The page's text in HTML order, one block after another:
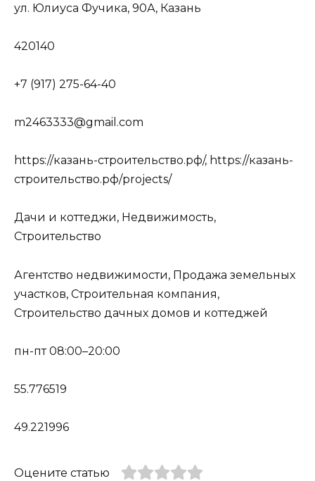
ул. Юлиуса Фучика, 90А, Казань
420140
+7 (917) 275-64-40
m2463333@gmail.com
https://казань-строительство.рф/, https://казань-
строительство.рф/projects/
Дачи и коттеджи, Недвижимость,
Строительство
Агентство недвижимости, Продажа земельных
участков, Строительная компания,
Строительство дачных домов и коттеджей
пн-пт 08:00–20:00
55.776519
49.221996
Оцените статью